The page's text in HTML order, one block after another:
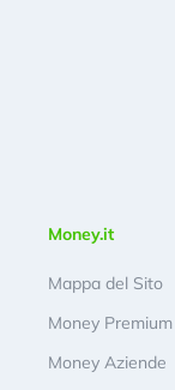
Money.it
Mappa del Sito
Money Premium
Money Aziende